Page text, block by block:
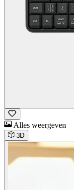
Alles weergeven
3D